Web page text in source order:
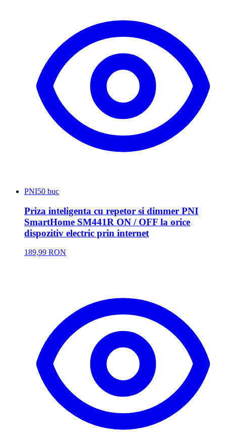
PNI50 buc
Priza inteligenta cu repetor si dimmer PNI
SmartHome SM441R ON / OFF la orice
dispozitiv electric prin internet
189,99 RON